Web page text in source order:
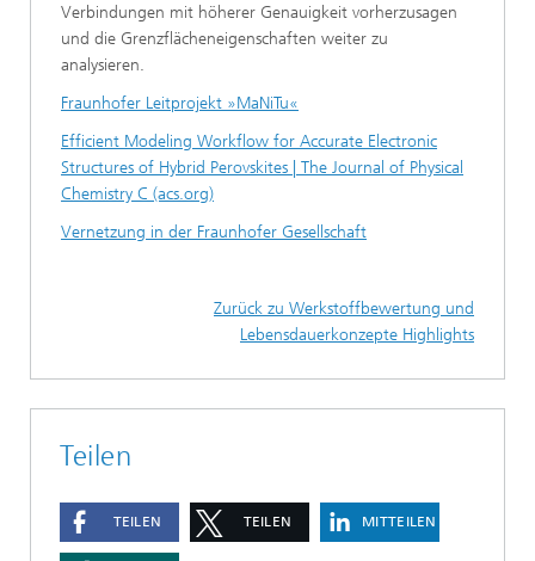
Verbindungen mit höherer Genauigkeit vorherzusagen
und die Grenzflächeneigenschaften weiter zu
analysieren.
Fraunhofer Leitprojekt »MaNiTu«
Efficient Modeling Workflow for Accurate Electronic
Structures of Hybrid Perovskites | The Journal of Physical
Chemistry C (acs.org)
Vernetzung in der Fraunhofer Gesellschaft
Zurück zu Werkstoffbewertung und
Lebensdauerkonzepte Highlights
Teilen
TEILEN TEILEN MITTEILEN